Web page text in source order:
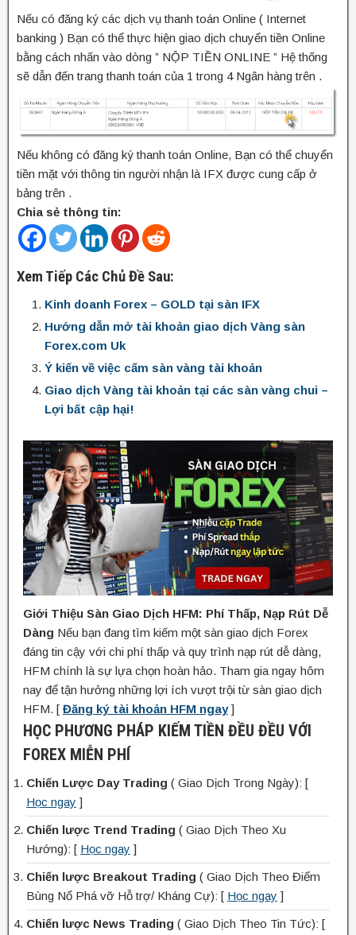
Nếu có đăng ký các dịch vụ thanh toán Online ( Internet
banking ) Bạn có thể thực hiện giao dịch chuyển tiền Online
bằng cách nhấn vào dòng ” NỘP TIỀN ONLINE ” Hệ thống
sẽ dẫn đến trang thanh toán của 1 trong 4 Ngân hàng trên .
Nếu không có đăng ký thanh toán Online, Bạn có thể chuyển
tiền mặt với thông tin người nhận là IFX được cung cấp ở
bảng trên .
Chia sẻ thông tin:
Xem Tiếp Các Chủ Đề Sau:
Kinh doanh Forex – GOLD tại sàn IFX
Hướng dẫn mở tài khoản giao dịch Vàng sàn
Forex.com Uk
Ý kiến về việc cấm sàn vàng tài khoản
Giao dịch Vàng tài khoản tại các sàn vàng chui –
Lợi bất cập hại!
Giới Thiệu Sàn Giao Dịch HFM: Phí Thấp, Nạp Rút Dễ
Dàng Nếu bạn đang tìm kiếm một sàn giao dịch Forex
đáng tin cậy với chi phí thấp và quy trình nạp rút dễ dàng,
HFM chính là sự lựa chọn hoàn hảo. Tham gia ngay hôm
nay để tận hưởng những lợi ích vượt trội từ sàn giao dịch
HFM. [ Đăng ký tài khoản HFM ngay]
HỌC PHƯƠNG PHÁP KIẾM TIỀN ĐỀU ĐỀU VỚI
FOREX MIỄN PHÍ
Chiến Lược Day Trading ( Giao Dịch Trong Ngày): [
Học ngay ]
Chiến lược Trend Trading ( Giao Dịch Theo Xu
Hướng): [ Học ngay ]
Chiến lược Breakout Trading ( Giao Dịch Theo Điểm
Bùng Nổ Phá vỡ Hỗ trợ/ Kháng Cự): [ Học ngay ]
Chiến lược News Trading ( Giao Dịch Theo Tin Tức): [